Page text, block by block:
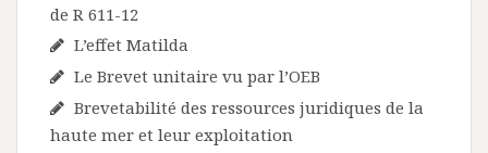
de R 611-12
L’effet Matilda
Le Brevet unitaire vu par l’OEB
Brevetabilité des ressources juridiques de la
haute mer et leur exploitation